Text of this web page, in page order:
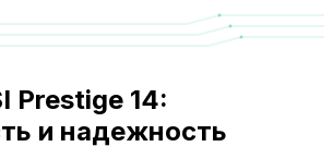
Prestige 14:
и надежность